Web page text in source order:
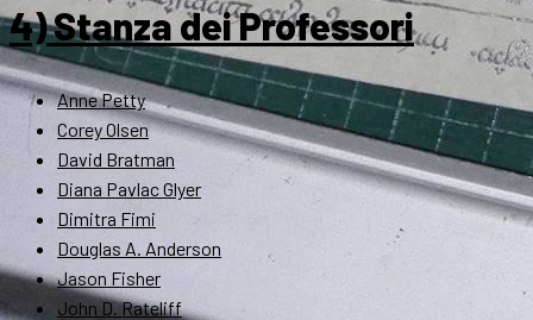
4) Stanza dei Professori
Anne Petty
Corey Olsen
David Bratman
Diana Pavlac Glyer
Dimitra Fimi
Douglas A. Anderson
Jason Fisher
John D. Rateliff